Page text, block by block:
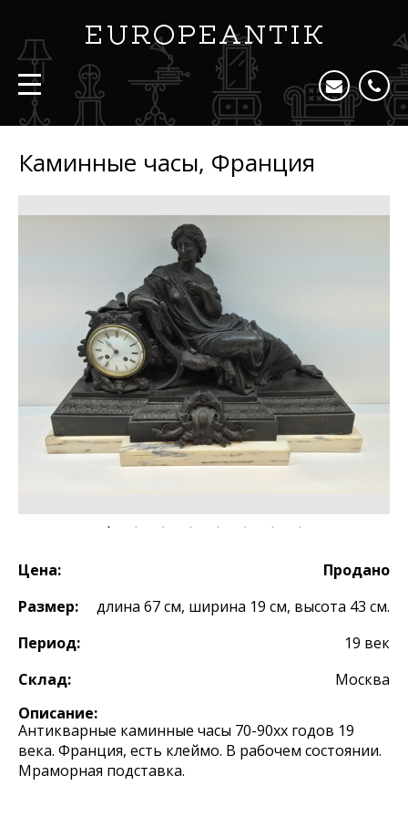
Каминные часы, Франция
Цена:
Продано
Размер:
длина 67 см, ширина 19 см, высота 43 см.
Период:
19 век
Склад:
Москва
Описание:
Антикварные каминные часы 70-90хх годов 19
века. Франция, есть клеймо. В рабочем состоянии.
Мраморная подставка.